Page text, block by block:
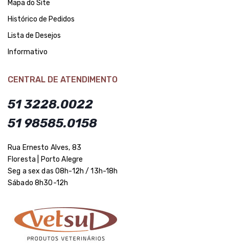
Mapa do Site
Histórico de Pedidos
Lista de Desejos
Informativo
CENTRAL DE ATENDIMENTO
51 3228.0022
51 98585.0158
Rua Ernesto Alves, 83
Floresta | Porto Alegre
Seg a sex das 08h-12h / 13h-18h
Sábado 8h30-12h